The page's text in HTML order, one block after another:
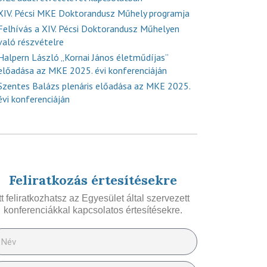
Pécsi MKE Doktorandusz Műhely programja
a XIV. Pécsi Doktorandusz Műhelyen
részvételre
László „Kornai János életműdíjas”
az MKE 2025. évi konferenciáján
Balázs plenáris előadása az MKE 2025.
konferenciáján
Feliratkozás értesítésekre
feliratkozhatsz az Egyesület által szervezett
konferenciákkal kapcsolatos értesítésekre.